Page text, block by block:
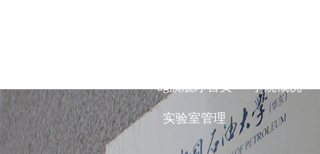
ag旗舰厅首页 学院概况
实验室管理